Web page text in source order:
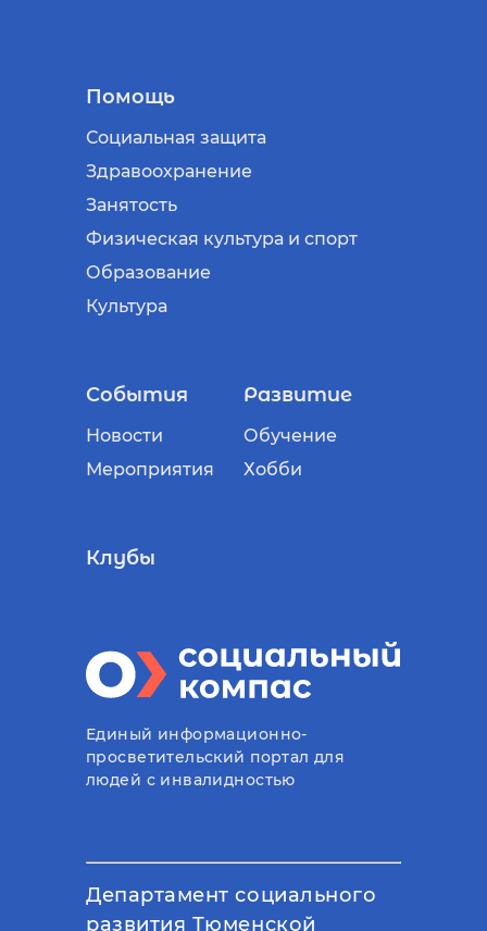
Помощь
Социальная защита
Здравоохранение
Занятость
Физическая культура и спорт
Образование
Культура
События
Новости
Мероприятия
Развитие
Обучение
Хобби
Клубы
Единый информационно-
просветительский портал для
людей с инвалидностью
Департамент социального
развития Тюменской